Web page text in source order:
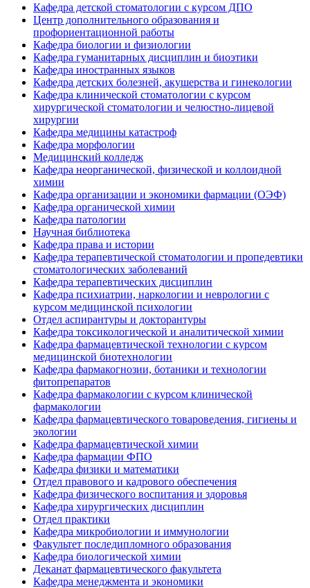
Кафедра детской стоматологии с курсом ДПО
Центр дополнительного образования и
профориентационной работы
Кафедра биологии и физиологии
Кафедра гуманитарных дисциплин и биоэтики
Кафедра иностранных языков
Кафедра детских болезней, акушерства и гинекологии
Кафедра клинической стоматологии с курсом
хирургической стоматологии и челюстно-лицевой
хирургии
Кафедра медицины катастроф
Кафедра морфологии
Медицинский колледж
Кафедра неорганической, физической и коллоидной
химии
Кафедра организации и экономики фармации (ОЭФ)
Кафедра органической химии
Кафедра патологии
Научная библиотека
Кафедра права и истории
Кафедра терапевтической стоматологии и пропедевтики
стоматологических заболеваний
Кафедра терапевтических дисциплин
Кафедра психиатрии, наркологии и неврологии с
курсом медицинской психологии
Отдел аспирантуры и докторантуры
Кафедра токсикологической и аналитической химии
Кафедра фармацевтической технологии с курсом
медицинской биотехнологии
Кафедра фармакогнозии, ботаники и технологии
фитопрепаратов
Кафедра фармакологии с курсом клинической
фармакологии
Кафедра фармацевтического товароведения, гигиены и
экологии
Кафедра фармацевтической химии
Кафедра фармации ФПО
Кафедра физики и математики
Отдел правового и кадрового обеспечения
Кафедра физического воспитания и здоровья
Кафедра хирургических дисциплин
Отдел практики
Кафедра микробиологии и иммунологии
Факультет последипломного образования
Кафедра биологической химии
Деканат фармацевтического факультета
Кафедра менеджмента и экономики